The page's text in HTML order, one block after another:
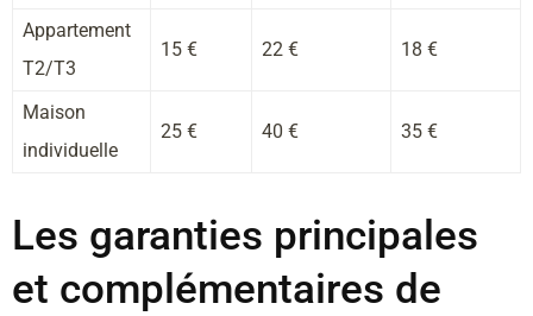
Appartement
T2/T3
15 € 22 € 18 €
Maison
individuelle
25 € 40 € 35 €
Les garanties principales
et complémentaires de